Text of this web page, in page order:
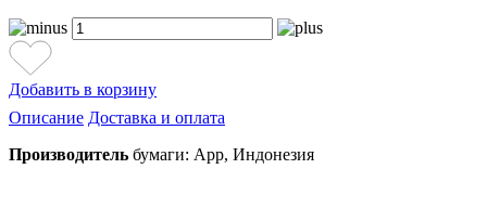
Добавить в корзину
Описание Доставка и оплата
Производитель бумаги: App, Индонезия